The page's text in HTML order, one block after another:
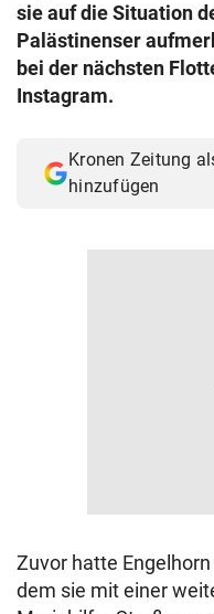
sie auf die Situation
Palästinenser
bei der nächsten
Instagram.
Kronen Zeitung
hinzufügen
Zuvor hatte
dem sie mit einer